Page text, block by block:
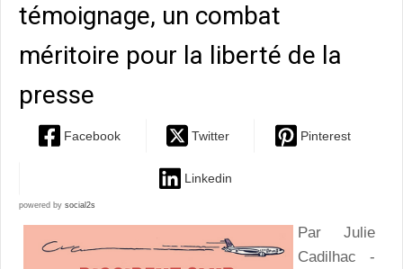
témoignage, un combat
méritoire pour la liberté de la
presse
Facebook Twitter Pinterest
Linkedin
powered by social2s
Par Julie
Cadilhac -